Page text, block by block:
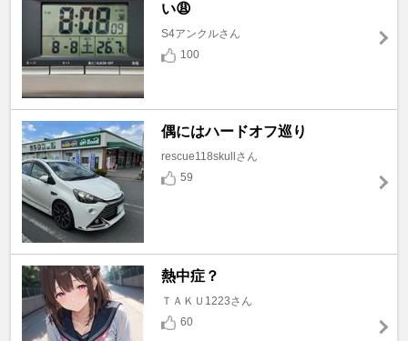
い😩
S4アンクルさん
100
偶にはハードオフ巡り
rescue118skullさん
59
熱中症？
ＴＡＫＵ1223さん
60